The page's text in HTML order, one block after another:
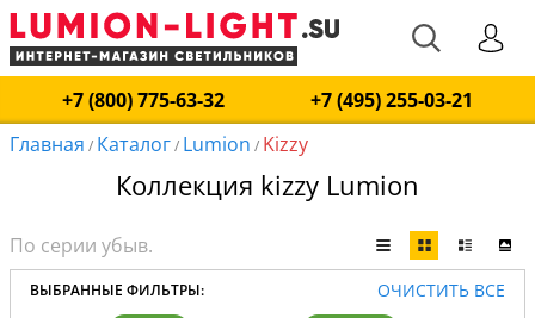
+7 (800) 775-63-32
+7 (495) 255-03-21
Главная / Каталог/ Lumion / Kizzy
Коллекция kizzy Lumion
ВЫБРАННЫЕ ФИЛЬТРЫ: ОЧИСТИТЬ ВСЕ